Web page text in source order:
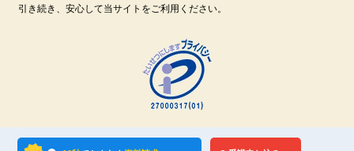
引き続き、安心して当サイトをご利用ください。
© CAREER COLLEGE CO.,LTD. All Rights Reserved.